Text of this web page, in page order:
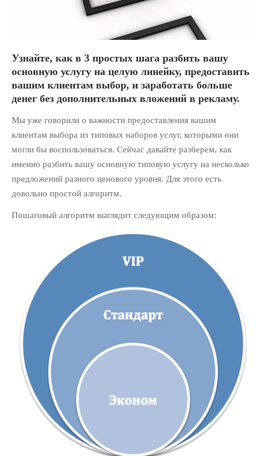
Рассылка «Юридический
СВЕЖИЕ ЗАПИСИ
Из третьего мира в первый:
Сингапура, чтобы преуспеть в
10 инструментов
юридическое обслуживание:
Пошаговый алгоритм
Юридический маркетинг на
клиентов на “раз-два-три”
10 полезных советов по
ведению клиентской рассылки
для юридической фирмы
РУБРИКИ
PR Юридического Бизнеса
Интернет-Маркетинг
Юридического Бизнеса(65)
Маркетинг Для Адвокатов
(103)
Продажи И Переговоры (66)
Развитие Юридического
(94)
Управление Юридической
Узнайте, как в 3 простых шага разбить вашу
основную услугу на целую линейку, предоставить
вашим клиентам выбор, и заработать больше
денег без дополнительных вложений в рекламу.
Мы уже говорили о важности предоставления вашим
клиентам выбора из типовых наборов услуг, которыми они
могли бы воспользоваться. Сейчас давайте разберем, как
именно разбить вашу основную типовую услугу на несколько
предложений разного ценового уровня. Для этого есть
довольно простой алгоритм.
Пошаговый алгоритм выглядит следующим образом: